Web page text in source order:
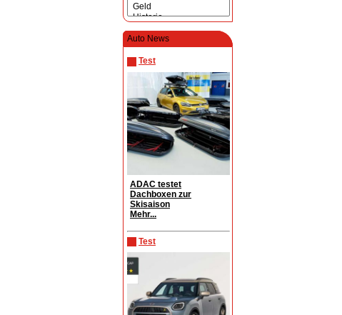
Auto News
Test
ADAC testet
Dachboxen zur
Skisaison
Mehr...
Test